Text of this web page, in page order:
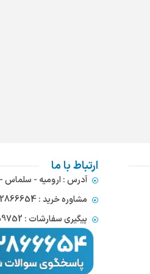
ارتباط با ما
آدرس : ارومیه - سلماس
مشاوره خرید : 09372866654
پیگیری سفارشات : 09904259752